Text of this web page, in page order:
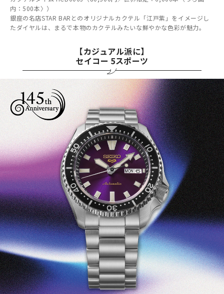
内：500本〉）
銀座の名店STAR BARとのオリジナルカクテル「江戸紫」をイメージし
たダイヤルは、まるで本物のカクテルみたいな鮮やかな色彩が魅力。
【カジュアル派に】
セイコー 5スポーツ